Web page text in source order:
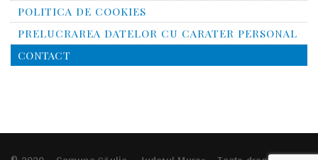
POLITICA DE COOKIES
PRELUCRAREA DATELOR CU CARATER PERSONAL
CONTACT